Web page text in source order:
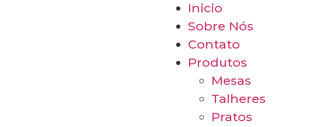
Inicio
Sobre Nós
Contato
Produtos
Mesas
Talheres
Pratos